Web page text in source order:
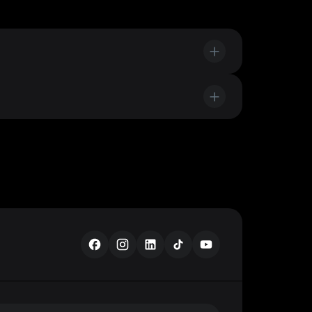
istəyənlərin potensialını
vərdişlərlə təmin etməkdir.
əlverişli olduğu bir məkanda, Nizami